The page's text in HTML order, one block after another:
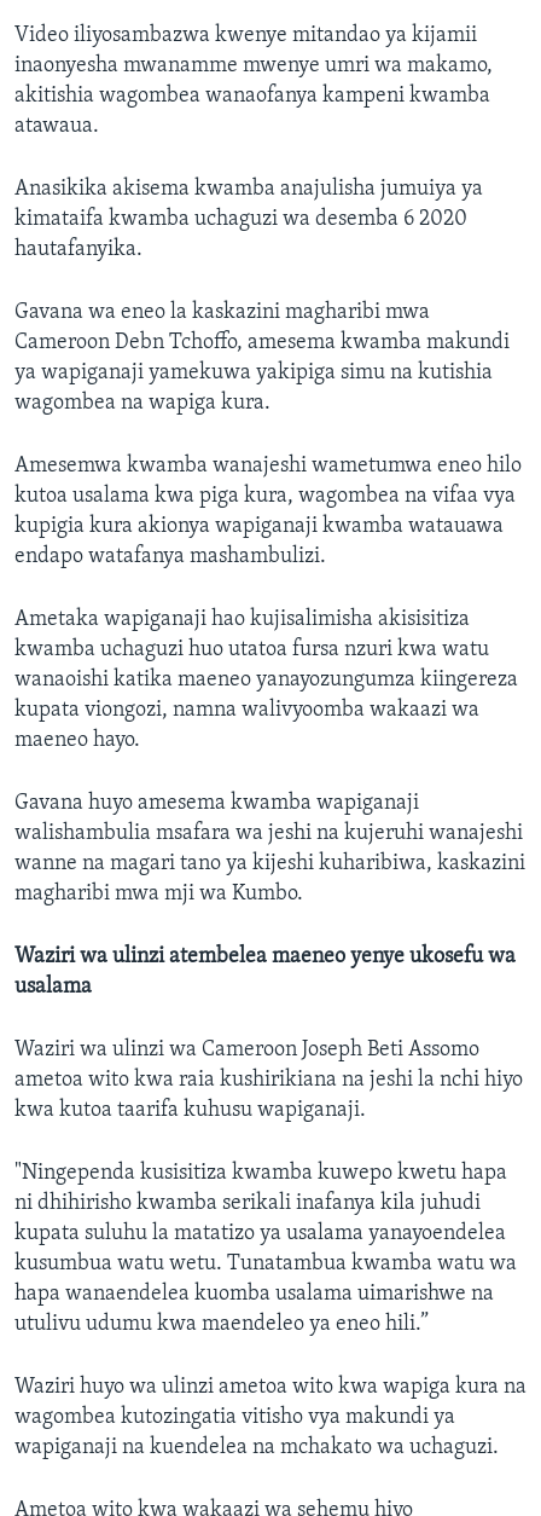
Video iliyosambazwa kwenye mitandao ya kijamii
inaonyesha mwanamme mwenye umri wa makamo,
akitishia wagombea wanaofanya kampeni kwamba
atawaua.
Anasikika akisema kwamba anajulisha jumuiya ya
kimataifa kwamba uchaguzi wa desemba 6 2020
hautafanyika.
Gavana wa eneo la kaskazini magharibi mwa
Cameroon Debn Tchoffo, amesema kwamba makundi
ya wapiganaji yamekuwa yakipiga simu na kutishia
wagombea na wapiga kura.
Amesemwa kwamba wanajeshi wametumwa eneo hilo
kutoa usalama kwa piga kura, wagombea na vifaa vya
kupigia kura akionya wapiganaji kwamba watauawa
endapo watafanya mashambulizi.
Ametaka wapiganaji hao kujisalimisha akisisitiza
kwamba uchaguzi huo utatoa fursa nzuri kwa watu
wanaoishi katika maeneo yanayozungumza kiingereza
kupata viongozi, namna walivyoomba wakaazi wa
maeneo hayo.
Gavana huyo amesema kwamba wapiganaji
walishambulia msafara wa jeshi na kujeruhi wanajeshi
wanne na magari tano ya kijeshi kuharibiwa, kaskazini
magharibi mwa mji wa Kumbo.
Waziri wa ulinzi atembelea maeneo yenye ukosefu wa
usalama
Waziri wa ulinzi wa Cameroon Joseph Beti Assomo
ametoa wito kwa raia kushirikiana na jeshi la nchi hiyo
kwa kutoa taarifa kuhusu wapiganaji.
"Ningependa kusisitiza kwamba kuwepo kwetu hapa
ni dhihirisho kwamba serikali inafanya kila juhudi
kupata suluhu la matatizo ya usalama yanayoendelea
kusumbua watu wetu. Tunatambua kwamba watu wa
hapa wanaendelea kuomba usalama uimarishwe na
utulivu udumu kwa maendeleo ya eneo hili.”
Waziri huyo wa ulinzi ametoa wito kwa wapiga kura na
wagombea kutozingatia vitisho vya makundi ya
wapiganaji na kuendelea na mchakato wa uchaguzi.
Ametoa wito kwa wakaazi wa sehemu hiyo